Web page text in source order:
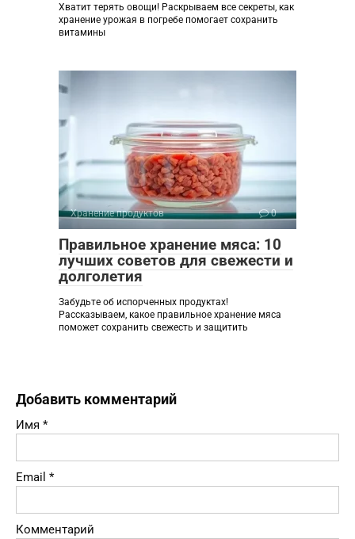
Хватит терять овощи! Раскрываем все секреты, как
хранение урожая в погребе помогает сохранить
витамины
Хранение продуктов 0
Правильное хранение мяса: 10
лучших советов для свежести и
долголетия
Забудьте об испорченных продуктах!
Рассказываем, какое правильное хранение мяса
поможет сохранить свежесть и защитить
Добавить комментарий
Имя *
Email *
Комментарий